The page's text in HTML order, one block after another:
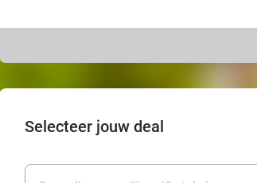
Selecteer jouw deal